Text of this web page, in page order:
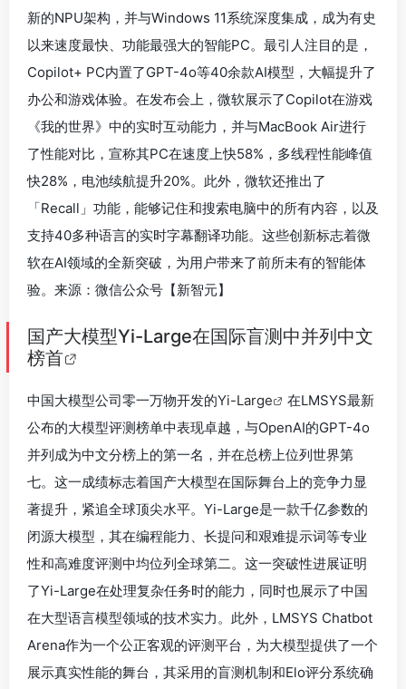
新的NPU架构，并与Windows 11系统深度集成，成为有史
以来速度最快、功能最强大的智能PC。最引人注目的是，
Copilot+ PC内置了GPT-4o等40余款AI模型，大幅提升了
办公和游戏体验。在发布会上，微软展示了Copilot在游戏
《我的世界》中的实时互动能力，并与MacBook Air进行
了性能对比，宣称其PC在速度上快58%，多线程性能峰值
快28%，电池续航提升20%。此外，微软还推出了
「Recall」功能，能够记住和搜索电脑中的所有内容，以及
支持40多种语言的实时字幕翻译功能。这些创新标志着微
软在AI领域的全新突破，为用户带来了前所未有的智能体
验。来源：微信公众号【新智元】
国产大模型Yi-Large在国际盲测中并列中文
榜首
中国大模型公司零一万物开发的Yi-Large
在LMSYS最新
公布的大模型评测榜单中表现卓越，与OpenAI的GPT-4o
并列成为中文分榜上的第一名，并在总榜上位列世界第
七。这一成绩标志着国产大模型在国际舞台上的竞争力显
著提升，紧追全球顶尖水平。Yi-Large是一款千亿参数的
闭源大模型，其在编程能力、长提问和艰难提示词等专业
性和高难度评测中均位列全球第二。这一突破性进展证明
了Yi-Large在处理复杂任务时的能力，同时也展示了中国
在大型语言模型领域的技术实力。此外，LMSYS Chatbot
Arena作为一个公正客观的评测平台，为大模型提供了一个
展示真实性能的舞台，其采用的盲测机制和Elo评分系统确